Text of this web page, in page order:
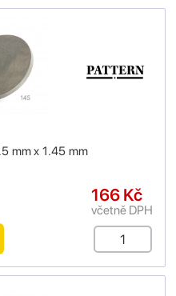
mm x 1.45 mm
166 Kč
včetně DPH